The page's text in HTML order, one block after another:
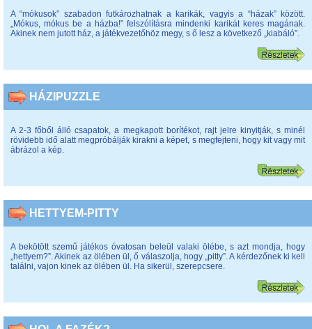
A “mókusok” szabadon futkározhatnak a karikák, vagyis a “házak” között.
„Mókus, mókus be a házba!” felszólításra mindenki karikát keres magának.
Akinek nem jutott ház, a játékvezetőhöz megy, s ő lesz a következő „kiabáló”.
HÁZIPUZZLE
A 2-3 főből álló csapatok, a megkapott borítékot, rajt jelre kinyitják, s minél
rövidebb idő alatt megpróbálják kirakni a képet, s megfejteni, hogy kit vagy mit
ábrázol a kép.
HETTYEM-PITTY
A bekötött szemű játékos óvatosan beleül valaki ölébe, s azt mondja, hogy
„hettyem?”. Akinek az ölében ül, ő válaszolja, hogy „pitty”. A kérdezőnek ki kell
találni, vajon kinek az ölében ül. Ha sikerül, szerepcsere.